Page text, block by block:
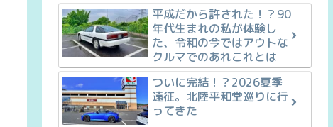
平成だから許された！？90
年代生まれの私が体験し
た、令和の今ではアウトな
クルマでのあれこれとは
ついに完結！？2026夏季
遠征。北陸平和堂巡りに行
ってきた